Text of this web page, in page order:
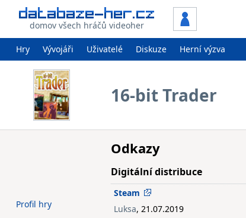
domov všech hráčů videoher
Hry Vývojáři Uživatelé Diskuze Herní výzva
16-bit Trader
Odkazy
Digitální distribuce
Steam
Luksa, 21.07.2019
Profil hry